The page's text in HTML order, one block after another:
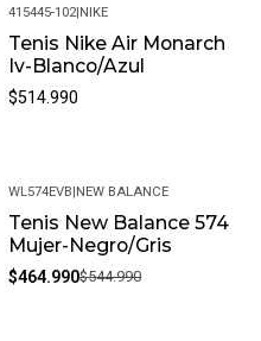
415445-102| NIKE
Tenis Nike Air Monarch
Iv-Blanco/Azul
$514.990
-15%
WL574EVB NEW BALANCE
Tenis New Balance 574
Mujer-Negro/Gris
$464.990$544.990